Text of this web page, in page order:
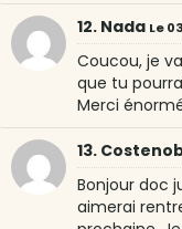
12. Nada Le
Coucou, je
que tu
Merci
13.
Bonjour doc
aimerai